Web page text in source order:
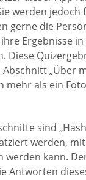
werden jedoch
gerne die
Ergebnisse
Diese
„Über
mehr als ein
sind
werden,
werden kann.
Antworten